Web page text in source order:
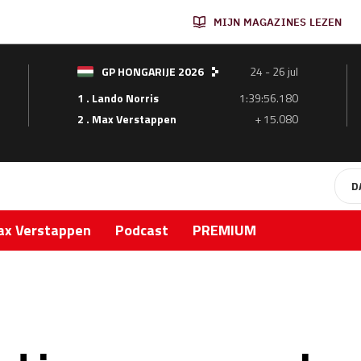
MIJN MAGAZINES LEZEN
GP HONGARIJE 2026
24 - 26 jul
1 . Lando Norris
1:39:56.180
2 . Max Verstappen
+ 15.080
Verstappen Podcast PREMIUM